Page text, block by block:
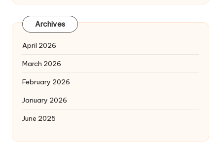
Archives
April 2026
March 2026
February 2026
January 2026
June 2025